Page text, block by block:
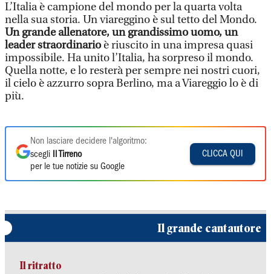
L’Italia è campione del mondo per la quarta volta
nella sua storia. Un viareggino è sul tetto del Mondo.
Un grande allenatore, un grandissimo uomo, un
leader straordinarioè riuscito in una impresa quasi
impossibile. Ha unito l’Italia, ha sorpreso il mondo.
Quella notte, e lo resterà per sempre nei nostri cuori,
il cielo è azzurro sopra Berlino, ma a Viareggio lo è di
più.
Non lasciare decidere l'algoritmo:
scegli
Il Tirreno
per le tue notizie su Google
CLICCA QUI
Il grande cantautore
Il ritratto